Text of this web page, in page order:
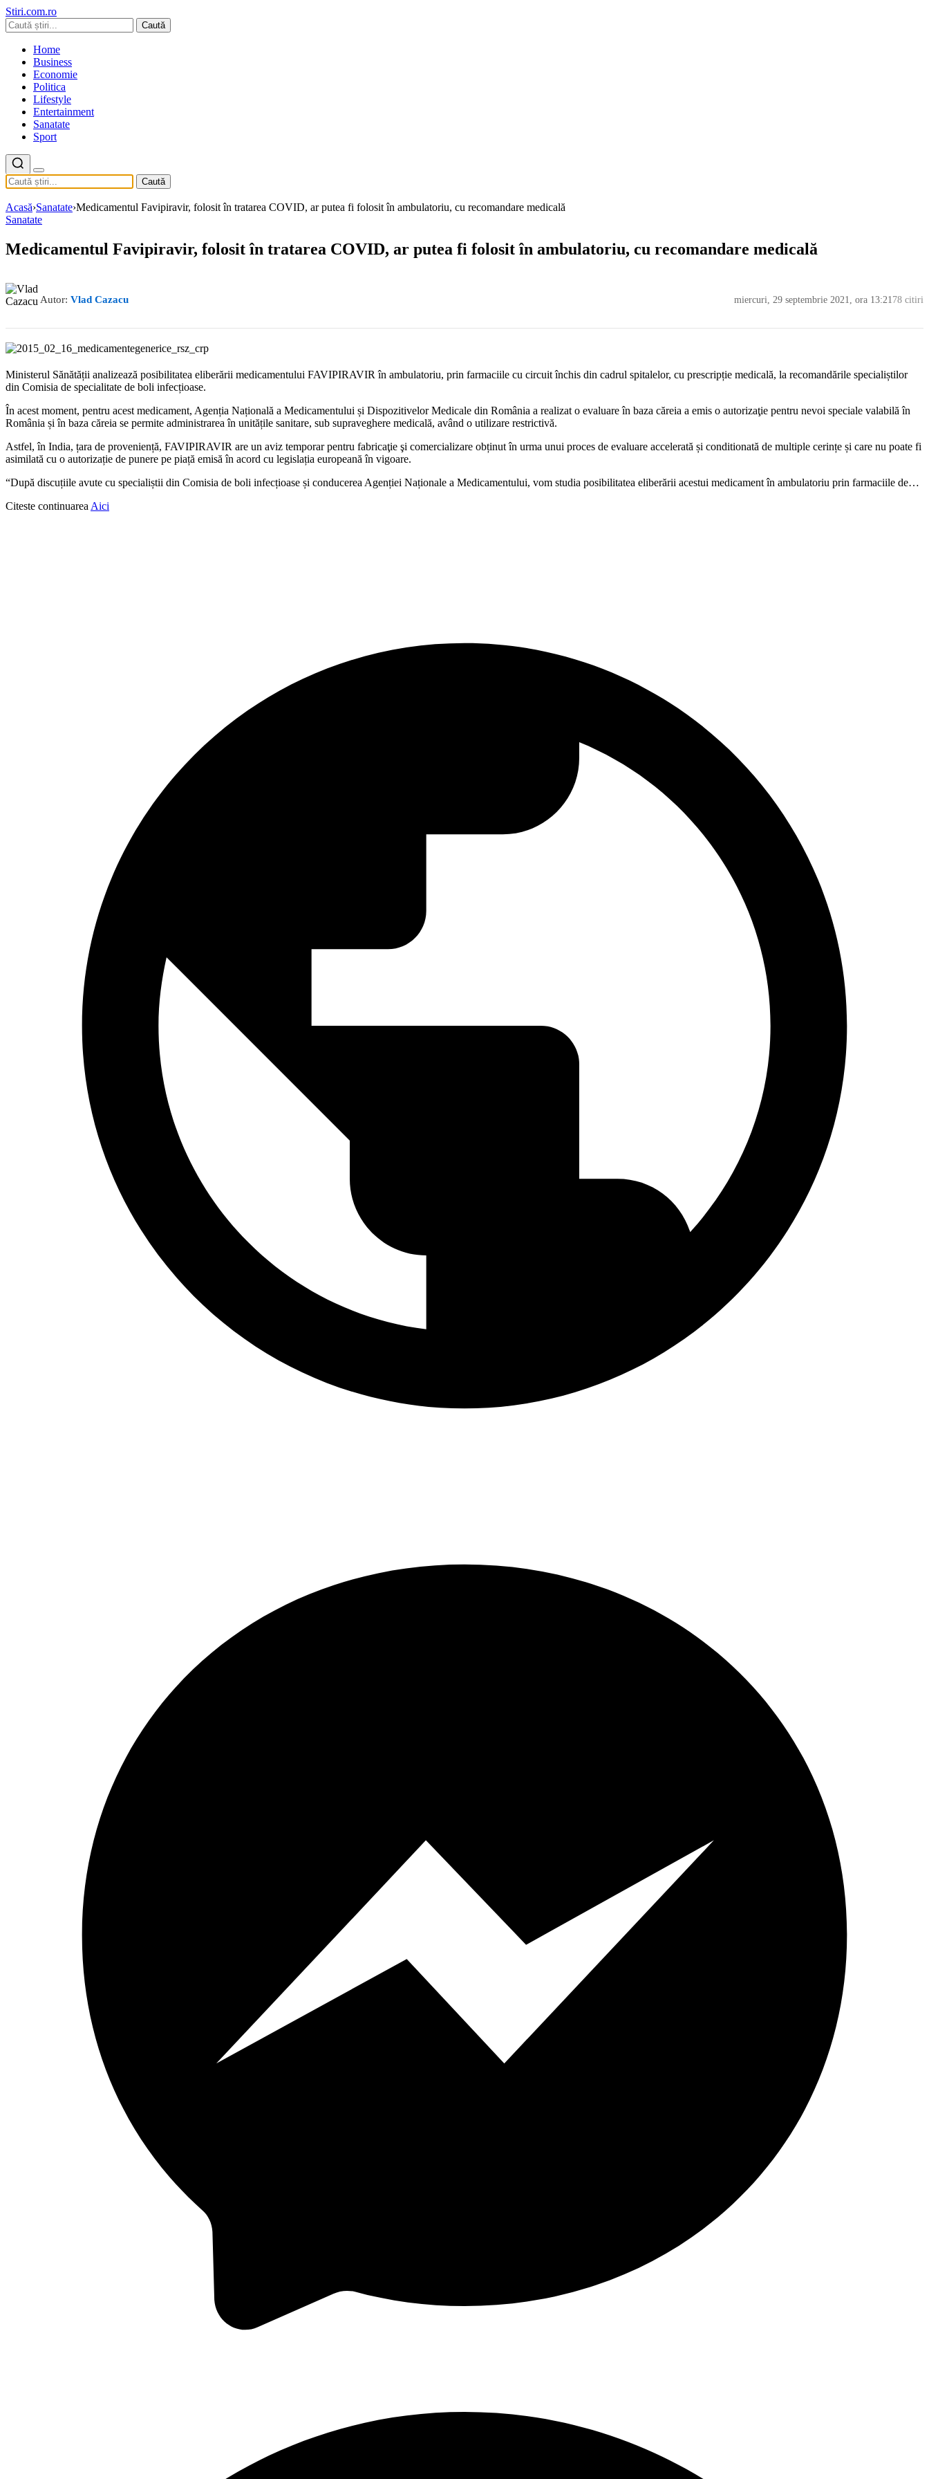
Stiri.com.ro
Caută
Home
Business
Economie
Politica
Lifestyle
Entertainment
Sanatate
Sport
Caută
Acasă›Sanatate›Medicamentul Favipiravir, folosit în tratarea COVID, ar putea fi folosit în ambulatoriu, cu recomandare medicală
Sanatate
Medicamentul Favipiravir, folosit în tratarea COVID, ar putea fi folosit în ambulatoriu, cu recomandare medicală
Autor: Vlad Cazacu miercuri, 29 septembrie 2021, ora 13:21 78 citiri
Ministerul Sănătății analizează posibilitatea eliberării medicamentului FAVIPIRAVIR în ambulatoriu, prin farmaciile cu circuit închis din cadrul spitalelor, cu prescripție medicală, la recomandările specialiștilor
din Comisia de specialitate de boli infecțioase.
În acest moment, pentru acest medicament, Agenția Națională a Medicamentului și Dispozitivelor Medicale din România a realizat o evaluare în baza căreia a emis o autorizaţie pentru nevoi speciale valabilă în
România și în baza căreia se permite administrarea în unitățile sanitare, sub supraveghere medicală, având o utilizare restrictivă.
Astfel, în India, țara de proveniență, FAVIPIRAVIR are un aviz temporar pentru fabricaţie şi comercializare obținut în urma unui proces de evaluare accelerată și conditionată de multiple cerințe și care nu poate fi
asimilată cu o autorizație de punere pe piață emisă în acord cu legislația europeană în vigoare.
“După discuțiile avute cu specialiștii din Comisia de boli infecțioase și conducerea Agenției Naționale a Medicamentului, vom studia posibilitatea eliberării acestui medicament în ambulatoriu prin farmaciile de…
Citeste continuarea Aici